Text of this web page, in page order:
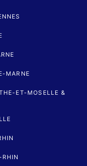
MARNE
ET-MOSELLE &